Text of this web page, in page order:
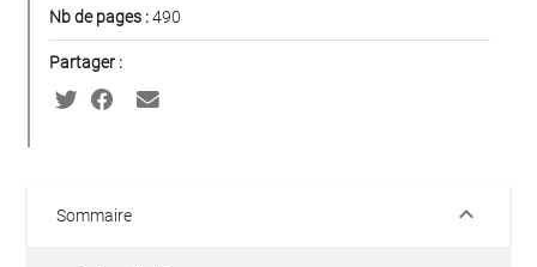
Nb de pages :490
Partager :
Sommaire keyboard_arrow_down